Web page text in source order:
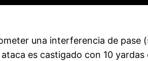
una interferencia de pase
ataca es castigado con 10